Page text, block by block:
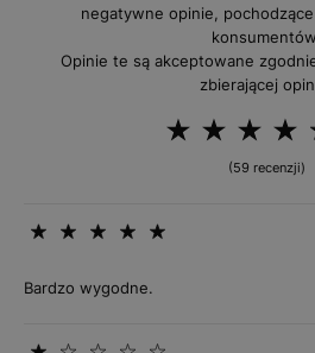
negatywne opinie,
Opinie te są akceptowane
zbierającej
(59 recenzji)
Bardzo wygodne.